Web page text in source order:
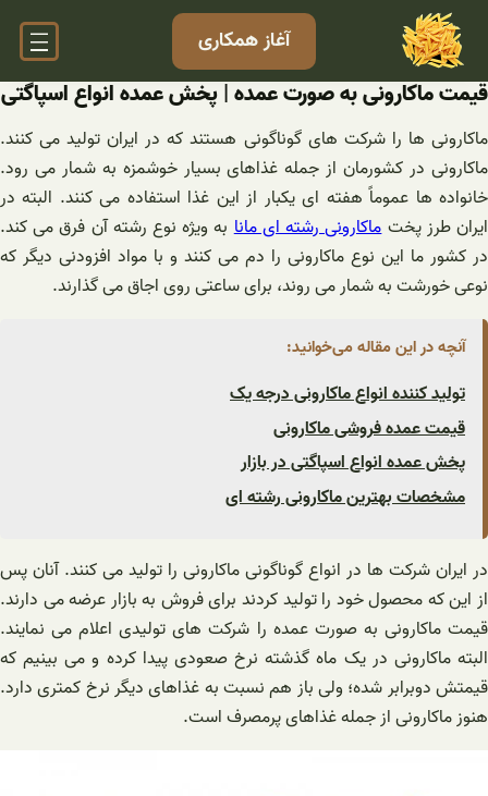
محتوا
آغاز همکاری
قیمت ماکارونی به صورت عمده | پخش عمده انواع اسپاگتی
ماکارونی ها را شرکت های گوناگونی هستند که در ایران تولید می کنند.
ماکارونی در کشورمان از جمله غذاهای بسیار خوشمزه به شمار می رود.
خانواده ها عموماً هفته ای یکبار از این غذا استفاده می کنند. البته در
ایران طرز پختماکارونی رشته ای مانابه ویژه نوع رشته آن فرق می کند.
در کشور ما این نوع ماکارونی را دم می کنند و با مواد افزودنی دیگر که
نوعی خورشت به شمار می روند، برای ساعتی روی اجاق می گذارند.
آنچه در این مقاله می‌خوانید:
تولید کننده انواع ماکارونی درجه یک
قیمت عمده فروشی ماکارونی
پخش عمده انواع اسپاگتی در بازار
مشخصات بهترین ماکارونی رشته ای
در ایران شرکت ها در انواع گوناگونی ماکارونی را تولید می کنند. آنان پس
از این که محصول خود را تولید کردند برای فروش به بازار عرضه می دارند.
قیمت ماکارونی به صورت عمده را شرکت های تولیدی اعلام می نمایند.
البته ماکارونی در یک ماه گذشته نرخ صعودی پیدا کرده و می بینیم که
قیمتش دوبرابر شده؛ ولی باز هم نسبت به غذاهای دیگر نرخ کمتری دارد.
هنوز ماکارونی از جمله غذاهای پرمصرف است.